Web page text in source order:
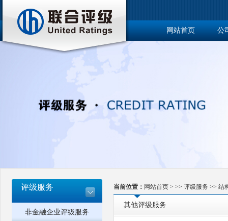
网站首页 公
评级服务
非金融企业评级服务
当前位置： 网站首页 > >> 评级服务 >> 结
其他评级服务